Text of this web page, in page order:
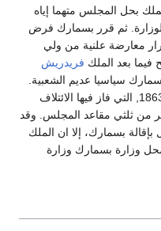
بحل المجلس متهما إياه
ثم قرر بسمارك فرض
معارضة علنية من ولي
فيما بعد الملك فريدريش
سياسيا عديم الشعبية.
وقد سقط مؤيدوه في انتخابات أكتوبر 1863, التي فاز فيها الائتلاف
من ثلثي مقاعد المجلس. وقد
بسمارك، إلا ان الملك
وزارة بسمارك وزارة